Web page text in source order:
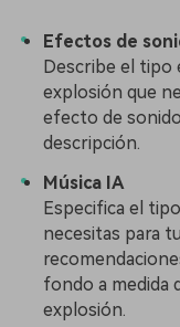
Efectos de
Describe el tipo
explosión que
efecto de
descripción.
Música IA
Especifica el
necesitas para
fondo a medida
explosión.